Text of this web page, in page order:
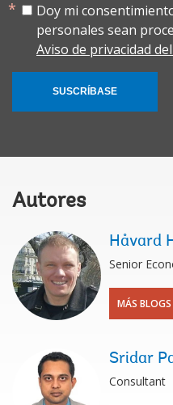
Doy mi
personales sean
Aviso de privacidad
SUSCRÍBASE
Autores
Håvard
Senior
MÁS
Sridar
Consultant